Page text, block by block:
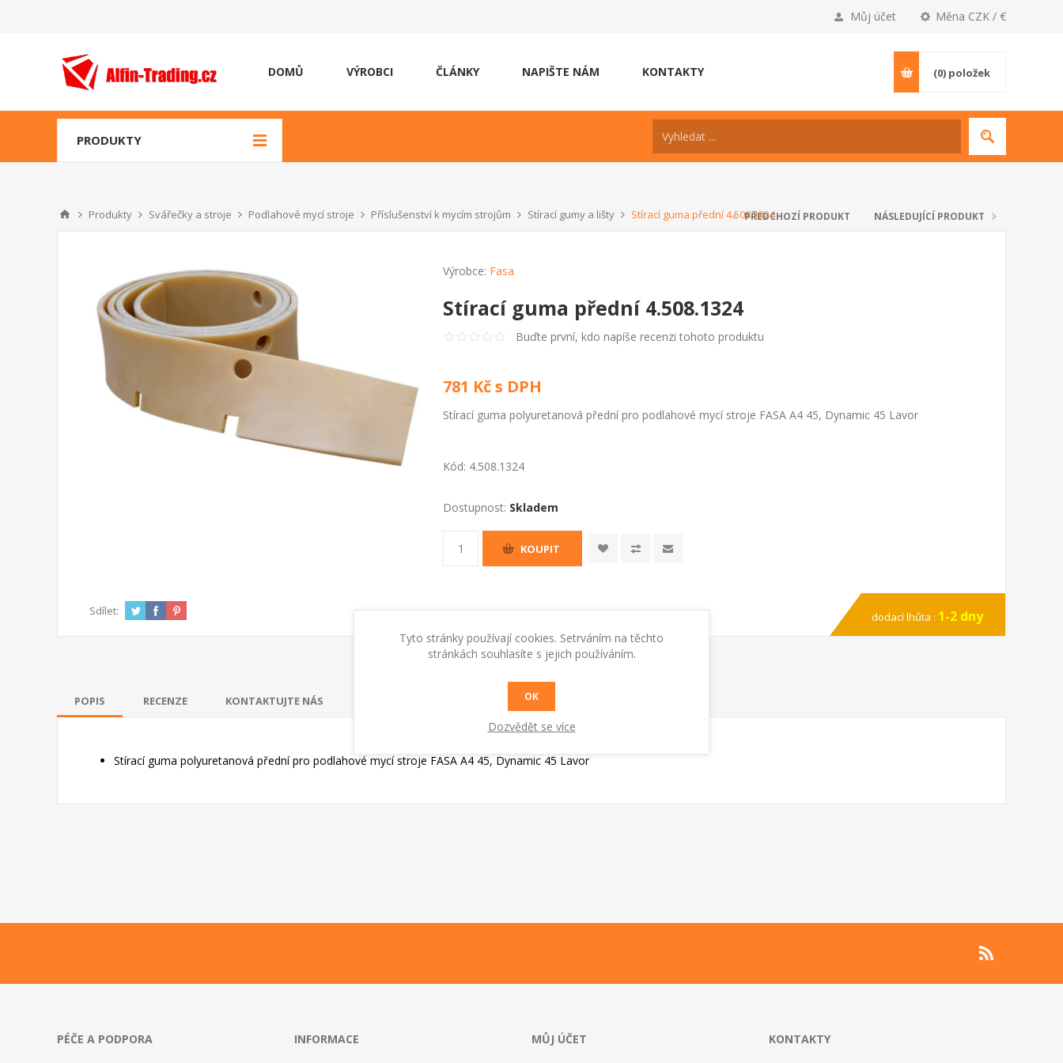
Měna CZK / €
Můj účet
DOMŮ VÝROBCI ČLÁNKY NAPIŠTE NÁM KONTAKTY (0) položek
PRODUKTY
Produkty Svářečky a stroje Podlahové mycí stroje Příslušenství k mycím strojům Stírací gumy a lišty Stírací guma přední 4.508.1324PŘEDCHOZÍ PRODUKT NÁSLEDUJÍCÍ PRODUKT
Výrobce: Fasa
Stírací guma přední 4.508.1324
Buďte první, kdo napíše recenzi tohoto produktu
781 Kč s DPH
Stírací guma polyuretanová přední pro podlahové mycí stroje FASA A4 45, Dynamic 45 Lavor
Kód: 4.508.1324
Dostupnost: Skladem
KOUPIT
Sdílet: dodací lhůta : 1-2 dny
POPIS RECENZE KONTAKTUJTE NÁS
Stírací guma polyuretanová přední pro podlahové mycí stroje FASA A4 45, Dynamic 45 Lavor
PÉČE A PODPORA INFORMACE MŮJ ÚČET KONTAKTY
Tyto stránky používají cookies. Setrváním na těchto
stránkách souhlasíte s jejich používáním.
OK
Dozvědět se více